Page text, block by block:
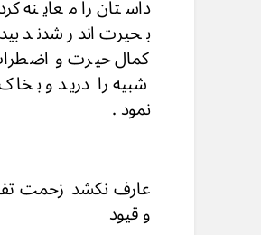
داستان را معاینه
بحیرت اندر شدند
کمال حیرت و
شبیه را درید و
نمود .
عارف نکشد زحمت
و قیود